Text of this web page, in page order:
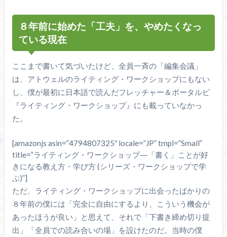
８年前に始めた「工夫」を、やめたくなっ
ている現在
ここまで書いて気づいたけど、全員一斉の「編集会議」
は、アトウェルのライティング・ワークショップにもない
し、僕が最初に日本語で読んだフレッチャー＆ポータルピ
『ライティング・ワークショップ』にも載っていなかっ
た。
[amazonjs asin=”4794807325″ locale=”JP” tmpl=”Small”
title=”ライティング・ワークショップ―「書く」ことが好
きになる教え方・学び方 (シリーズ・ワークショップで学
ぶ)”]
ただ、ライティング・ワークショップに出会ったばかりの
８年前の僕には「完全に自由にするより、こういう機会が
あったほうが良い」と思えて、それで「下書き締め切り提
出」「全員での読み合いの場」を設けたのだ。当時の僕